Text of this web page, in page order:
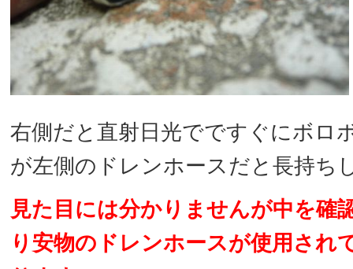
右側だと直射日光でですぐにボロ
が左側のドレンホースだと長持ち
見た目には分かりませんが中を確
り安物のドレンホースが使用され